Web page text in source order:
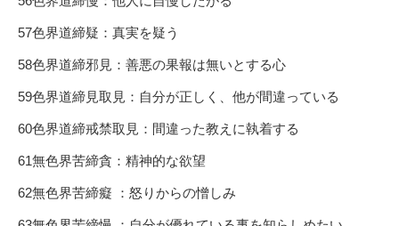
57色界道締疑：真実を疑う
58色界道締邪見：善悪の果報は無いとする心
59色界道締見取見：自分が正しく、他が間違っている
60色界道締戒禁取見：間違った教えに執着する
61無色界苦締貪：精神的な欲望
62無色界苦締癡 ：怒りからの憎しみ